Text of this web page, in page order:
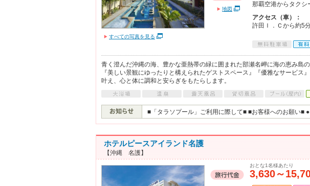
すべての写真を見る
地図
那覇空港からタクシ
アクセス（車）：
許田Ｉ．Ｃから約5分
青く澄んだ沖縄の海、豊かな亜熱帯の緑に囲まれた部瀬名岬に海の恵み島
『美しい景観にゆったりと構えられたゲストスペース』『優雅なサービ
叶え、心と体に調和と安らぎをもたらします。
■「タラソプール」ご利用に際して■ ■お客様へのお願い
ホテルピースアイランド名護
【沖縄 名護】
おとな1名様あたり
3,630～